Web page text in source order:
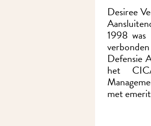
Desiree
1998
Defensie
het
met